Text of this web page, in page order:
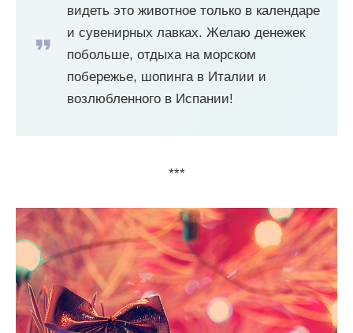
видеть это животное только в календаре
и сувенирных лавках. Желаю денежек
побольше, отдыха на морском
побережье, шопинга в Италии и
возлюбленного в Испании!
***